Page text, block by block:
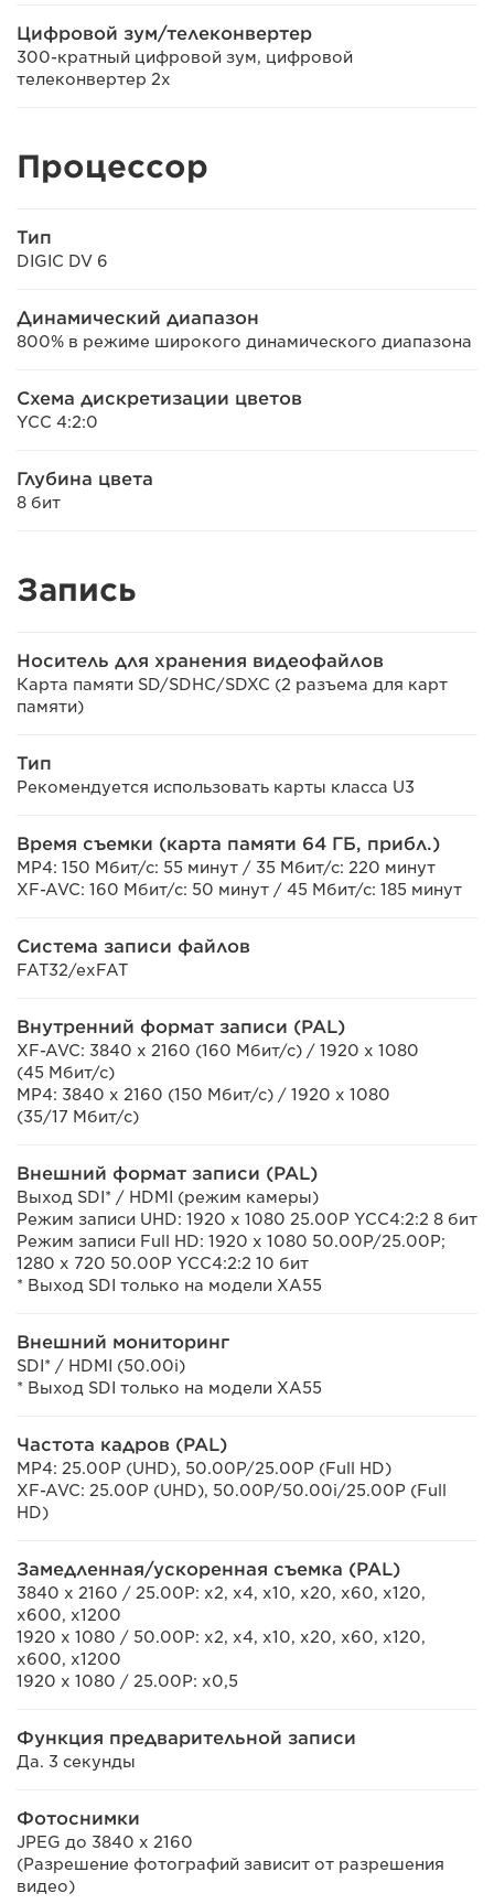
Цифровой зум/телеконвертер
300-кратный цифровой зум, цифровой
телеконвертер 2x
Процессор
Тип
DIGIC DV 6
Динамический диапазон
800% в режиме широкого динамического диапазона
Схема дискретизации цветов
YCC 4:2:0
Глубина цвета
8 бит
Запись
Носитель для хранения видеофайлов
Карта памяти SD/SDHC/SDXC (2 разъема для карт
памяти)
Тип
Рекомендуется использовать карты класса U3
Время съемки (карта памяти 64 ГБ, прибл.)
MP4: 150 Мбит/с: 55 минут / 35 Мбит/с: 220 минут
XF-AVC: 160 Мбит/с: 50 минут / 45 Мбит/с: 185 минут
Система записи файлов
FAT32/exFAT
Внутренний формат записи (PAL)
XF-AVC: 3840 x 2160 (160 Мбит/с) / 1920 x 1080
(45 Мбит/с)
MP4: 3840 x 2160 (150 Мбит/с) / 1920 x 1080
(35/17 Мбит/с)
Внешний формат записи (PAL)
Выход SDI* / HDMI (режим камеры)
Режим записи UHD: 1920 x 1080 25.00P YCC4:2:2 8 бит
Режим записи Full HD: 1920 x 1080 50.00P/25.00P;
1280 x 720 50.00P YCC4:2:2 10 бит
* Выход SDI только на модели XA55
Внешний мониторинг
SDI* / HDMI (50.00i)
* Выход SDI только на модели XA55
Частота кадров (PAL)
MP4: 25.00P (UHD), 50.00P/25.00P (Full HD)
XF-AVC: 25.00P (UHD), 50.00P/50.00i/25.00P (Full
HD)
Замедленная/ускоренная съемка (PAL)
3840 x 2160 / 25.00P: x2, x4, x10, x20, x60, x120,
x600, x1200
1920 x 1080 / 50.00P: x2, x4, x10, x20, x60, x120,
x600, x1200
1920 x 1080 / 25.00P: x0,5
Функция предварительной записи
Да. 3 секунды
Фотоснимки
JPEG до 3840 x 2160
(Разрешение фотографий зависит от разрешения
видео)